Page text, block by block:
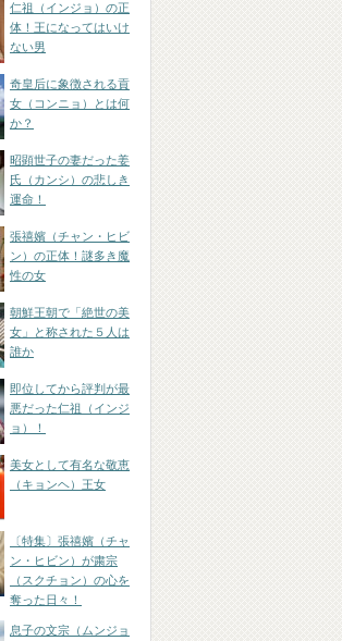
仁祖（インジョ）の正
体！王になってはいけ
ない男
奇皇后に象徴される貢
女（コンニョ）とは何
か？
昭顕世子の妻だった姜
氏（カンシ）の悲しき
運命！
張禧嬪（チャン・ヒビ
ン）の正体！謎多き魔
性の女
朝鮮王朝で「絶世の美
女」と称された５人は
誰か
即位してから評判が最
悪だった仁祖（インジ
ョ）！
美女として有名な敬恵
（キョンヘ）王女
〔特集〕張禧嬪（チャ
ン・ヒビン）が粛宗
（スクチョン）の心を
奪った日々！
息子の文宗（ムンジョ